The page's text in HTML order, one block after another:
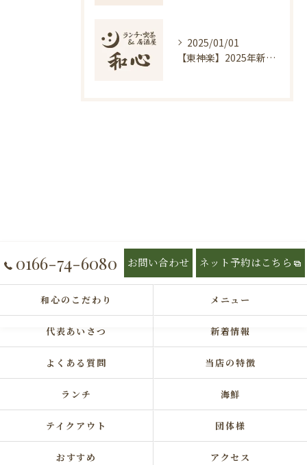
2025/01/01
【東神楽】2025年新年のご挨拶｜ランチ・喫茶＆居酒屋 和心
0166-74-6080 お問い合わせ ネット予約はこちら
和心のこだわり メニュー
代表あいさつ 新着情報
よくある質問 当店の特徴
ランチ 海鮮
テイクアウト 団体様
おすすめ アクセス